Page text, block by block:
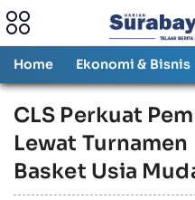
Home Ekonomi & Bisnis
CLS Perkuat
Lewat
Basket Usia